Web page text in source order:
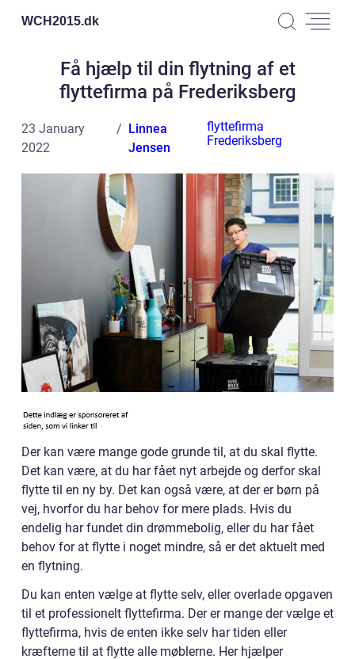
WCH2015.dk
Få hjælp til din flytning af et
flyttefirma på Frederiksberg
23 January
2022
Linnea
Jensen
flyttefirma
Frederiksberg
Der kan være mange gode grunde til, at du skal flytte.
Det kan være, at du har fået nyt arbejde og derfor skal
flytte til en ny by. Det kan også være, at der er børn på
vej, hvorfor du har behov for mere plads. Hvis du
endelig har fundet din drømmebolig, eller du har fået
behov for at flytte i noget mindre, så er det aktuelt med
en flytning.
Du kan enten vælge at flytte selv, eller overlade opgaven
til et professionelt flyttefirma. Der er mange der vælge et
flyttefirma, hvis de enten ikke selv har tiden eller
kræfterne til at flytte alle møblerne. Her hjælper